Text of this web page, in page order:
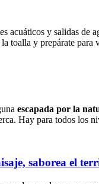
acuáticos y salidas
toalla y prepárate para
escapada por la
Hay para todos los
saborea el